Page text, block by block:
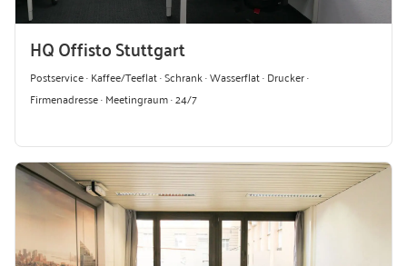
HQ Offisto Stuttgart
Postservice · Kaffee/Teeflat · Schrank · Wasserflat · Drucker ·
Firmenadresse · Meetingraum · 24/7